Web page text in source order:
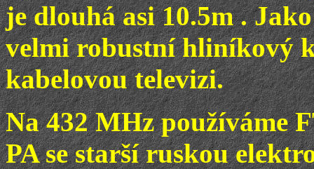
je dlouhá asi 10.5m .
velmi robustní hliníkový
kabelovou televizi.
Na 432 MHz používáme
PA se starší ruskou